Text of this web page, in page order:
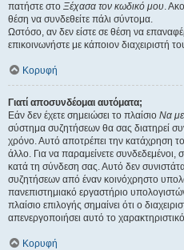
πατήστε στο Ξέχασα τον κωδικό μου.
θέση να συνδεθείτε πάλι σύντομα.
Ωστόσο, αν δεν είστε σε θέση να
επικοινωνήστε με κάποιον διαχειριστή
Κορυφή
Γιατί αποσυνδέομαι αυτόματα;
Εάν δεν έχετε σημειώσει το πλαίσιο Να
σύστημα συζητήσεων θα σας διατηρεί
χρόνο. Αυτό αποτρέπει την κατάχρηση
άλλο. Για να παραμείνετε συνδεδεμένοι,
κατά τη σύνδεση σας. Αυτό δεν
συζητήσεων από έναν κοινόχρηστο
πανεπιστημιακό εργαστήριο
πλαίσιο επιλογής σημαίνει ότι ο
απενεργοποιήσει αυτό το
Κορυφή